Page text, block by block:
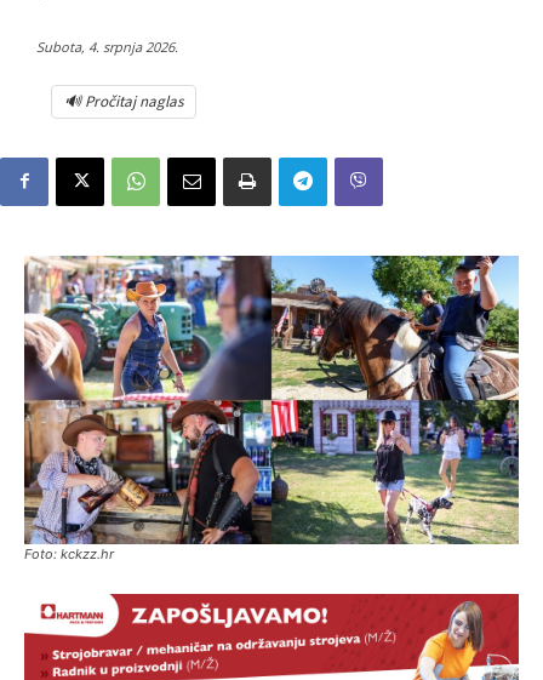
Subota, 4. srpnja 2026.
🔊 Pročitaj naglas
Foto: kckzz.hr